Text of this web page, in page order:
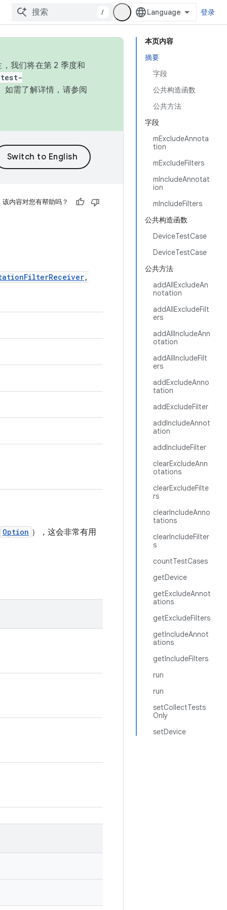
/ 登录
本页内容
摘要
字段
公共构造函数
公共方法
字段
mExcludeAnnota
tion
mExcludeFilters
mIncludeAnnotat
ion
mIncludeFilters
公共构造函数
DeviceTestCase
DeviceTestCase
公共方法
addAllExcludeAn
notation
addAllExcludeFilt
ers
addAllIncludeAnn
otation
addAllIncludeFilt
ers
addExcludeAnno
tation
addExcludeFilter
addIncludeAnnot
ation
addIncludeFilter
clearExcludeAnn
otations
clearExcludeFilte
rs
clearIncludeAnno
tations
clearIncludeFilter
s
countTestCases
getDevice
getExcludeAnnot
ations
getExcludeFilters
getIncludeAnnot
ations
getIncludeFilters
run
run
setCollectTests
Only
setDevice
我们将在第 2 季度和
如需了解详情，请参阅
该内容对您有帮助吗？
,
Option ），这会非常有用